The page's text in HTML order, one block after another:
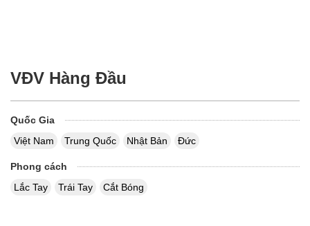
VĐV Hàng Đầu
Quốc Gia
Việt Nam
Trung Quốc Nhật Bản Đức
Phong cách
Lắc Tay
Trái Tay Cắt Bóng